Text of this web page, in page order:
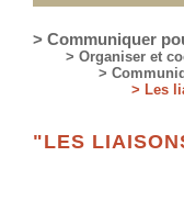
> Communiquer
> Organiser et
>
> Les
"LES